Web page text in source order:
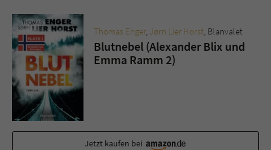
Thomas Enger, Jørn Lier Horst, Blanvalet
Blutnebel (Alexander Blix und
Emma Ramm 2)
Jetzt kaufen bei